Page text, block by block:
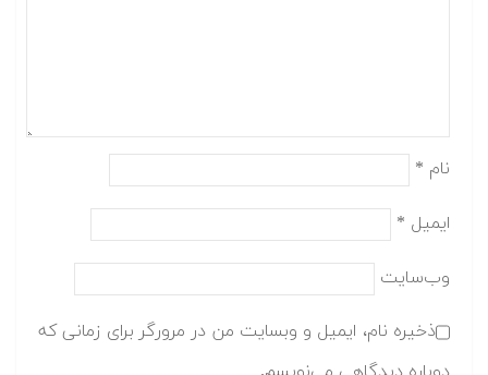
نام *
ایمیل *
وب‌سایت
ذخیره نام، ایمیل و وبسایت من در مرورگر برای زمانی که